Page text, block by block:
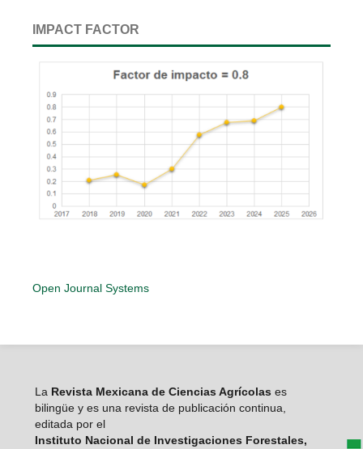
IMPACT FACTOR
Open Journal Systems
LaRevista Mexicana de Ciencias Agrícolas es
bilingüe y es una revista de publicación continua,
editada por el
Instituto Nacional de Investigaciones Forestales,